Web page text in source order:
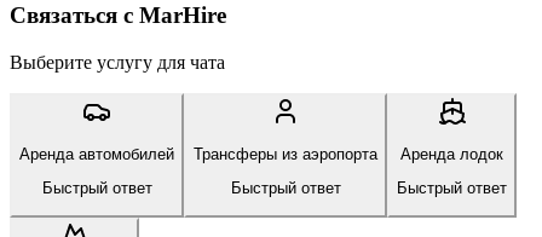
Связаться с MarHire
Выберите услугу для чата
Аренда автомобилей
Быстрый ответ
Трансферы из аэропорта
Быстрый ответ
Аренда лодок
Быстрый ответ